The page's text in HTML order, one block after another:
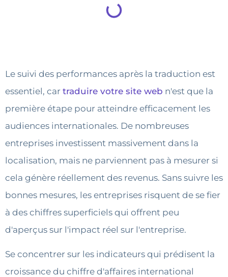
Le suivi des performances après la traduction est
essentiel, car traduire votre site web n'est que la
première étape pour atteindre efficacement les
audiences internationales. De nombreuses
entreprises investissent massivement dans la
localisation, mais ne parviennent pas à mesurer si
cela génère réellement des revenus. Sans suivre les
bonnes mesures, les entreprises risquent de se fier
à des chiffres superficiels qui offrent peu
d'aperçus sur l'impact réel sur l'entreprise.
Se concentrer sur les indicateurs qui prédisent la
croissance du chiffre d'affaires international